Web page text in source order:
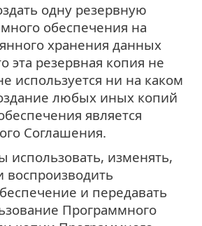
одну резервную
обеспечения на
хранения данных
эта резервная копия не
используется ни на каком
любых иных копий
является
Соглашения.
изменять,
воспроизводить
и передавать
Программного